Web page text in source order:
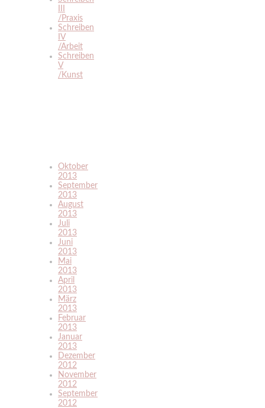
/Praxis
Schreiben
IV
/Arbeit
Schreiben
V
/Kunst
Oktober
2013
September
2013
August
2013
Juli
2013
Juni
2013
Mai
2013
April
2013
März
2013
Februar
2013
Januar
2013
Dezember
2012
November
2012
September
2012